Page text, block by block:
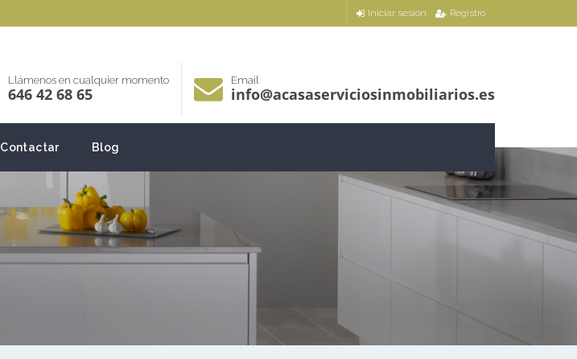
Iniciar sesión Registro
Llámenos en cualquier momento
646 42 68 65
Email
info@acasaserviciosinmobiliarios.es
Contactar Blog